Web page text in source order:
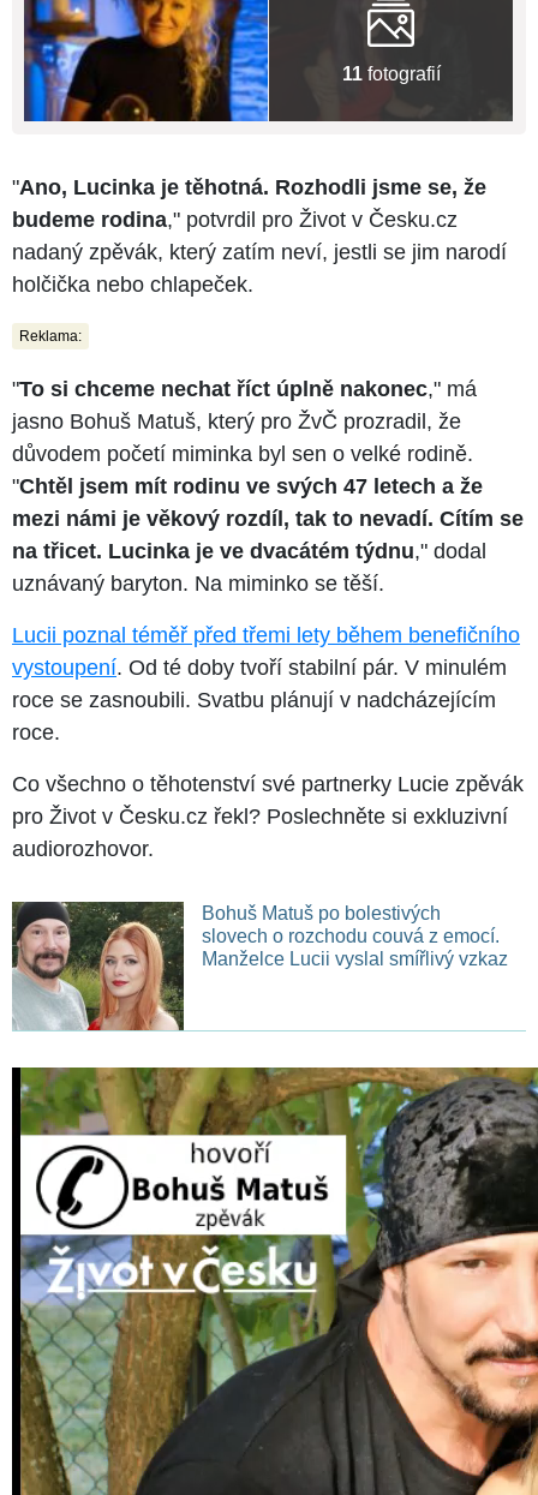
11fotografií
"Ano, Lucinka je těhotná. Rozhodli jsme se, že
budeme rodina," potvrdil pro Život v Česku.cz
nadaný zpěvák, který zatím neví, jestli se jim narodí
holčička nebo chlapeček.
Reklama:
"To si chceme nechat říct úplně nakonec," má
jasno Bohuš Matuš, který pro ŽvČ prozradil, že
důvodem početí miminka byl sen o velké rodině.
"Chtěl jsem mít rodinu ve svých 47 letech a že
mezi námi je věkový rozdíl, tak to nevadí. Cítím se
na třicet. Lucinka je ve dvacátém týdnu," dodal
uznávaný baryton. Na miminko se těší.
Lucii poznal téměř před třemi lety během benefičního
vystoupení. Od té doby tvoří stabilní pár. V minulém
roce se zasnoubili. Svatbu plánují v nadcházejícím
roce.
Co všechno o těhotenství své partnerky Lucie zpěvák
pro Život v Česku.cz řekl? Poslechněte si exkluzivní
audiorozhovor.
Bohuš Matuš po bolestivých
slovech o rozchodu couvá z emocí.
Manželce Lucii vyslal smířlivý vzkaz